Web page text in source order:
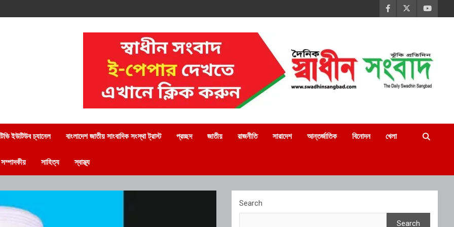
ইউটিউব চ্যানেল বাংলাদেশ জাতীয় সাংবাদিক সংস্থা ট্রাস্ট প্রচ্ছদ জাতীয় রাজনীতি সারাদেশ আন্তর্জাতিক বিনোদন খেলা
সম্পাদকীয় সাহিত্য স্বাস্থ্য
Search
Search